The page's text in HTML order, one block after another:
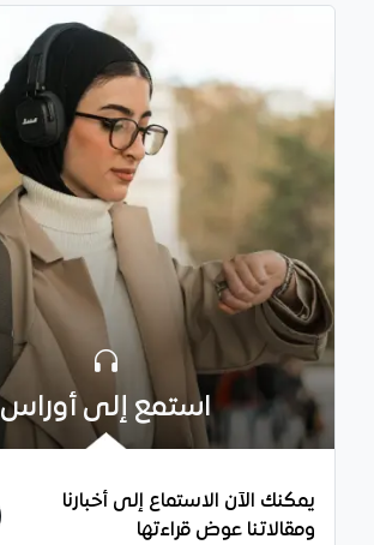
استمع إلى أوراس
يمكنك الآن الاستماع إلى أخبارنا
ومقالاتنا عوض قراءتها